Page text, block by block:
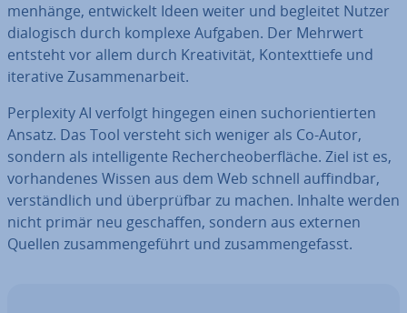
men­hän­ge, ent­wi­ckelt Ideen weiter und begleitet Nutzer
dia­lo­gisch durch komplexe Aufgaben. Der Mehrwert
entsteht vor allem durch Krea­ti­vi­tät, Kon­text­tie­fe und
iterative Zu­sam­men­ar­beit.
Per­ple­xi­ty AI verfolgt hingegen einen such­ori­en­tier­ten
Ansatz. Das Tool versteht sich weniger als Co-Autor,
sondern als in­tel­li­gen­te Re­cher­cheober­flä­che. Ziel ist es,
vor­han­de­nes Wissen aus dem Web schnell auf­find­bar,
ver­ständ­lich und über­prüf­bar zu machen. Inhalte werden
nicht primär neu ge­schaf­fen, sondern aus externen
Quellen zu­sam­men­ge­führt und zu­sam­men­ge­fasst.